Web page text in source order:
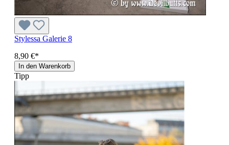
Stylessa Galerie 8
8,90 €*
In den Warenkorb
Tipp